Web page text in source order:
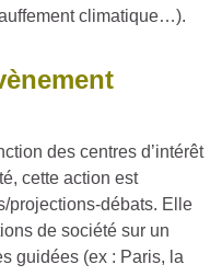
climatique…).
des centres d’intérêt
cette action est
projections-débats. Elle
de société sur un
guidées (ex : Paris, la